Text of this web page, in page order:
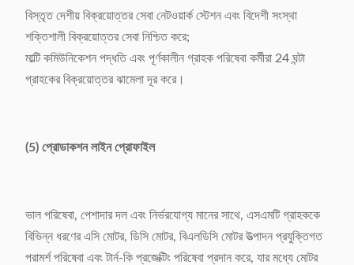
বিস্তৃত দেশীয় বিক্রয়োত্তর সেবা নেটওয়ার্ক স্টেশন এবং বিদেশী সংস্থা
শক্তিশালী বিক্রয়োত্তর সেবা নিশ্চিত করে;
মাল্টি কমিউনিকেশন পদ্ধতি এবং পূর্ণকালীন গ্রাহক পরিষেবা কর্মীরা 24 ঘন্টা
গ্রাহকের বিক্রয়োত্তর ঝামেলা দূর করে।
(5) প্রোডাকশন লাইন প্রোফাইল
ভাল পরিষেবা, পেশাদার দল এবং নির্ভরযোগ্য মানের সাথে, এসএমটি গ্রাহককে
বিভিন্ন ধরণের এসি মোটর, ডিসি মোটর, বিএলডিসি মোটর উত্পাদন প্রযুক্তিগত
পরামর্শ পরিষেবা এবং টার্ন-কি প্রজেক্টিং পরিষেবা প্রদান করে, যার মধ্যে মোটর